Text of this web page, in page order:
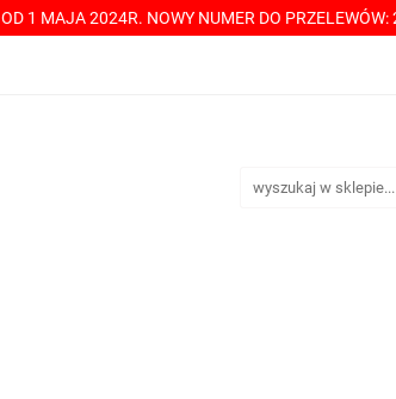
1 MAJA 2024R. NOWY NUMER DO
WSPÓŁPRACOWAĆ? PRZECZYTAJ! <-----